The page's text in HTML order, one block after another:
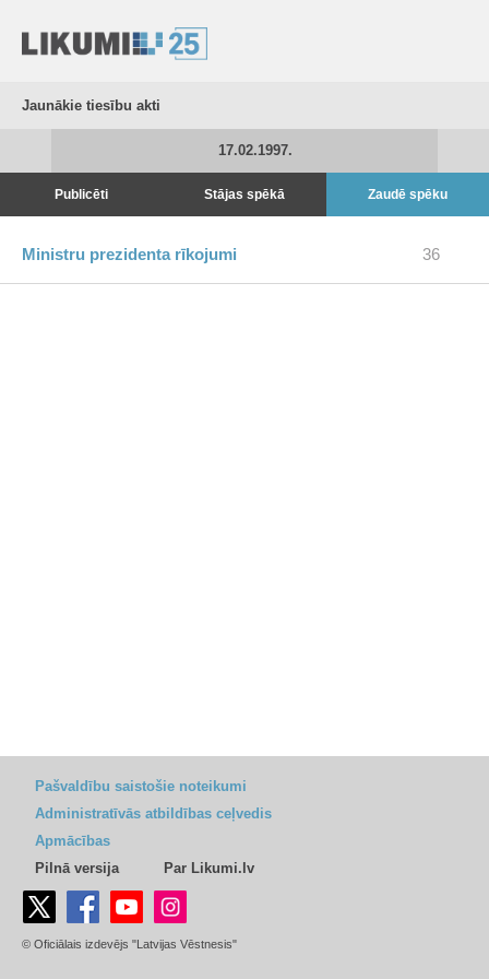
Jaunākie tiesību akti
17.02.1997.
Publicēti Stājas spēkā Zaudē spēku
Ministru prezidenta rīkojumi 36
Pašvaldību saistošie noteikumi
Administratīvās atbildības ceļvedis
Apmācības
Pilnā versija
Par Likumi.lv
© Oficiālais izdevējs "Latvijas Vēstnesis"